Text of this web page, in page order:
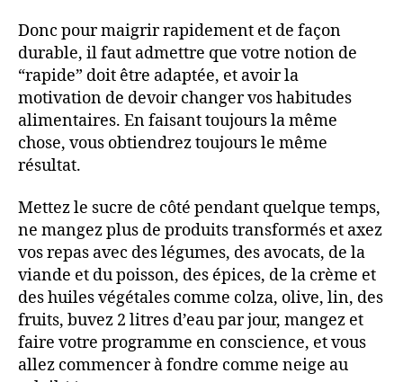
Donc pour maigrir rapidement et de façon
durable, il faut admettre que votre notion de
“rapide” doit être adaptée, et avoir la
motivation de devoir changer vos habitudes
alimentaires. En faisant toujours la même
chose, vous obtiendrez toujours le même
résultat.
Mettez le sucre de côté pendant quelque temps,
ne mangez plus de produits transformés et axez
vos repas avec des légumes, des avocats, de la
viande et du poisson, des épices, de la crème et
des huiles végétales comme colza, olive, lin, des
fruits, buvez 2 litres d’eau par jour, mangez et
faire votre programme en conscience, et vous
allez commencer à fondre comme neige au